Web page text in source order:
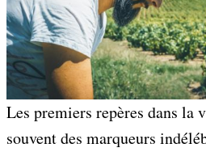
Les premiers repères dans la
souvent des marqueurs